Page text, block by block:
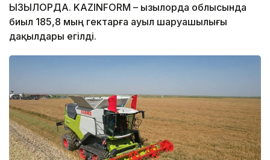
ҚЫЗЫЛОРДА. KAZINFORM – Қызылорда облысында
биыл 185,8 мың гектарға ауыл шаруашылығы
дақылдары егілді.